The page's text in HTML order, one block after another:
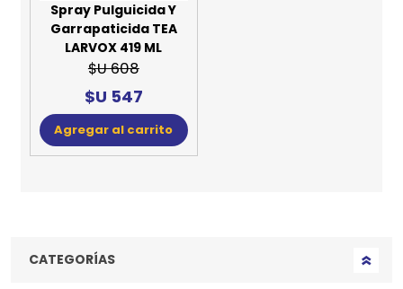
Spray Pulguicida Y
Garrapaticida TEA
LARVOX 419 ML
$U 608
$U 547
Agregar al carrito
CATEGORÍAS